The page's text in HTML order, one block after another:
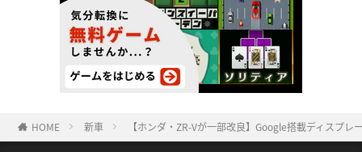
HOME 新車 【ホンダ・ZR-Vが一部改良】Google搭載ディスプ